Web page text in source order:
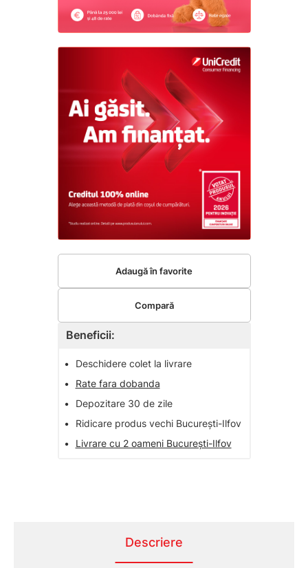
Beneficii:
•
Deschidere colet la livrare
•
Rate fara dobanda
•
Depozitare 30 de zile
•
Ridicare produs vechi București-Ilfov
•
Livrare cu 2 oameni București-Ilfov
Adaugă în favorite
Compară
Descriere